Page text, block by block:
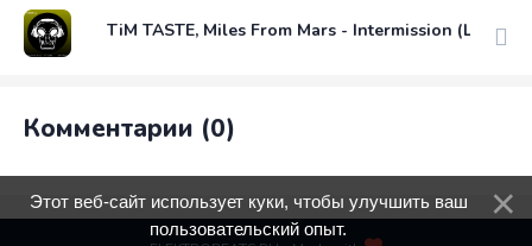
TiM TASTE, Miles From Mars - Intermission (Luis M
Комментарии (0)
Этот веб-сайт использует куки, чтобы улучшить ваш
пользовательский опыт.